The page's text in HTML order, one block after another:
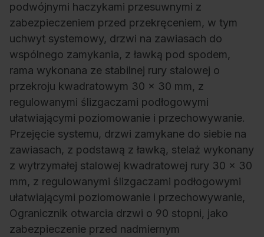
podwójnymi haczykami przesuwnymi z
zabezpieczeniem przed przekręceniem, w tym
uchwyt systemowy, drzwi na zawiasach do
wspólnego zamykania, z ławką pod spodem,
rama wykonana ze stabilnej rury stalowej o
przekroju kwadratowym 30 x 30 mm, z
regulowanymi ślizgaczami podłogowymi
ułatwiającymi poziomowanie i przechowywanie.
Przejęcie systemu, drzwi zamykane do siebie na
zawiasach, z podstawą z ławką, stelaż wykonany
z wytrzymałej stalowej kwadratowej rury 30 x 30
mm, z regulowanymi ślizgaczami podłogowymi
ułatwiającymi poziomowanie i przechowywanie,
Ogranicznik otwarcia drzwi o 90 stopni, jako
zabezpieczenie przed nadmiernym